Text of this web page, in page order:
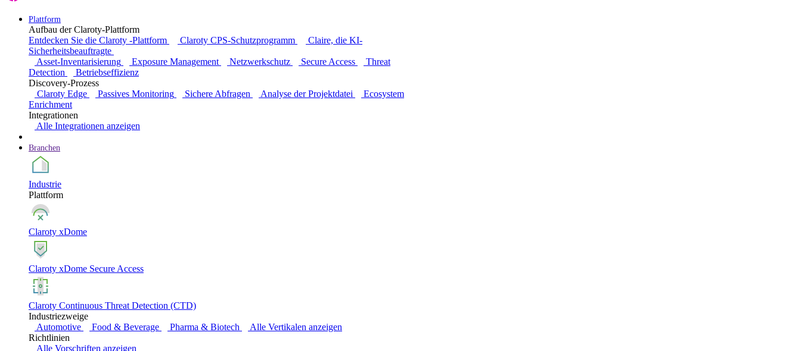
Plattform
Aufbau der Claroty-Plattform
Entdecken Sie die Claroty -Plattform
Claroty CPS-Schutzprogramm
Claire, die KI-
Sicherheitsbeauftragte
Asset-Inventarisierung
Exposure Management Netzwerkschutz Secure Access
Threat
Detection
Betriebseffizienz
Discovery-Prozess
Claroty Edge
Passives Monitoring Sichere Abfragen Analyse der Projektdatei
Ecosystem
Enrichment
Integrationen
Alle Integrationen anzeigen
Branchen
Industrie
Plattform
Claroty xDome
Claroty xDome Secure Access
Claroty Continuous Threat Detection (CTD)
Industriezweige
Automotive
Food & Beverage Pharma & Biotech
Alle Vertikalen anzeigen
Richtlinien
Alle Vorschriften anzeigen